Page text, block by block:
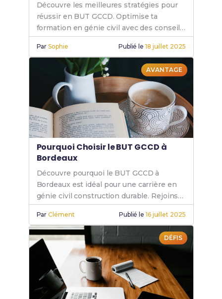
Découvre les meilleures stratégies pour
réussir en BUT GCCD. Optimise ta
formation en génie civil avec des conseils
pratiques et efficaces pour exceller dans
ton cursus BUT GCCD.
ParSophie Publié le 18 juillet 2025
AVANTAGE
Pourquoi Choisir le BUT GCCD à
Bordeaux
Découvre pourquoi le BUT GCCD à
Bordeaux est idéal pour une carrière en
génie civil construction durable. Rejoins
l'IUT Génie Civil et booste ton avenir.
ParClément Publié le 16 juillet 2025
DÉFIS